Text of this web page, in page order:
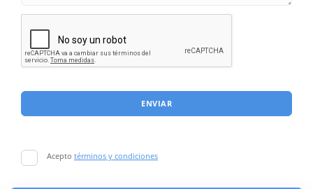
ENVIAR
Acepto términos y condiciones